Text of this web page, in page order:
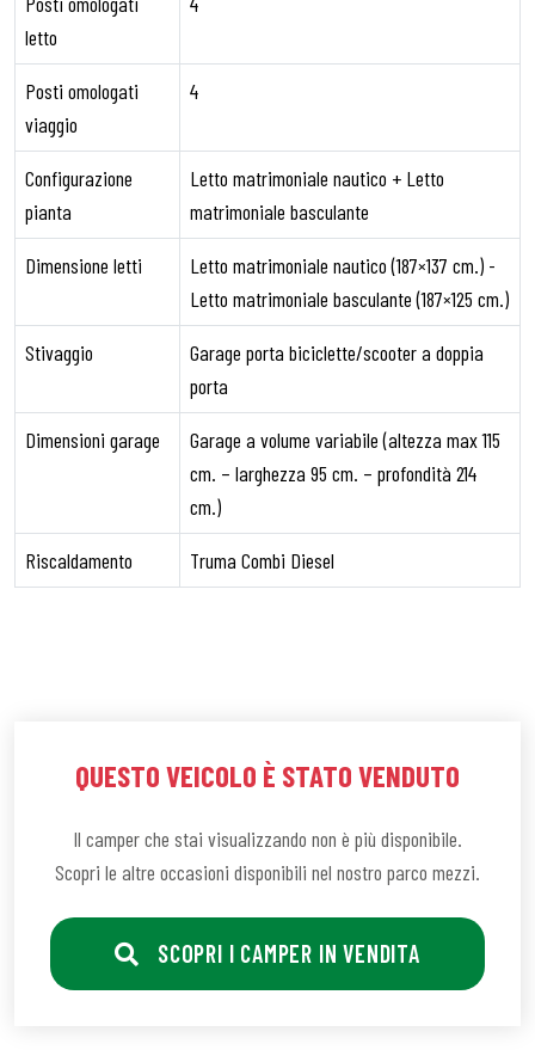
letto
Posti omologati
viaggio
4
Configurazione
pianta
Letto matrimoniale nautico + Letto
matrimoniale basculante
Dimensione letti
Letto matrimoniale nautico (187×137 cm.) -
Letto matrimoniale basculante (187×125 cm.)
Stivaggio
Garage porta biciclette/scooter a doppia
porta
Dimensioni garage
Garage a volume variabile (altezza max 115
cm. – larghezza 95 cm. – profondità 214
cm.)
Riscaldamento Truma Combi Diesel
QUESTO VEICOLO È STATO VENDUTO
Il camper che stai visualizzando non è più disponibile.
Scopri le altre occasioni disponibili nel nostro parco mezzi.
SCOPRI I CAMPER IN VENDITA